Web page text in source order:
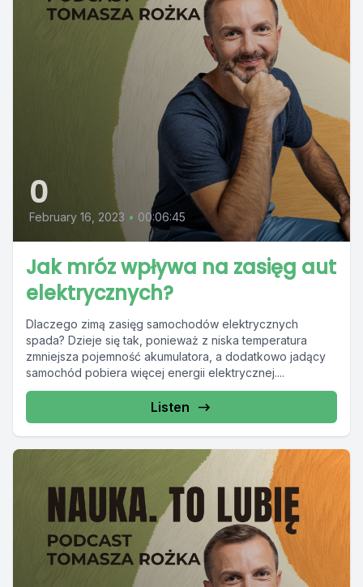
0
February 16, 2023 • 00:06:45
Jak mróz wpływa na zasięg aut
elektrycznych?
Dlaczego zimą zasięg samochodów elektrycznych
spada? Dzieje się tak, ponieważ z niska temperatura
zmniejsza pojemność akumulatora, a dodatkowo jadący
samochód pobiera więcej energii elektrycznej....
Listen